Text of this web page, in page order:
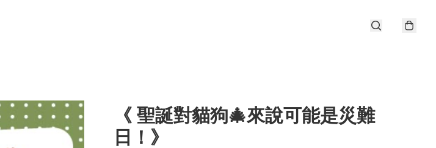
《 聖誕對貓狗🎄來說可能是災難
日！》